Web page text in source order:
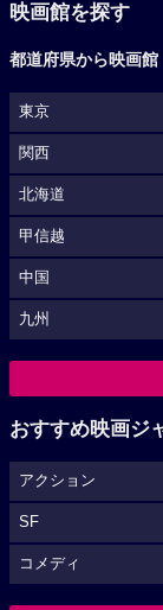
映画館を探す
都道府県から映画館
東京
関西
北海道
甲信越
中国
九州
おすすめ映画ジ
アクション
SF
コメディ